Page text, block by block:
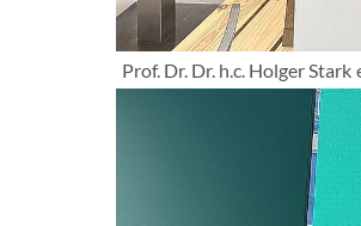
Prof. Dr. Dr. h.c. Holger